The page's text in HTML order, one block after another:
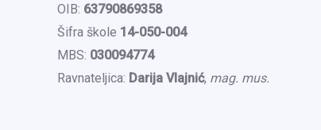
OIB: 63790869358
Šifra škole 14-050-004
MBS: 030094774
Ravnateljica: Darija Vlajnić, mag. mus.